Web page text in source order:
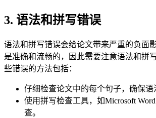
3. 语法和拼写错误
语法和拼写错误会给论文带来严重的负面
是准确和流畅的，因此需要注意语法和拼
些错误的方法包括：
仔细检查论文中的每个句子，确保语
使用拼写检查工具，如Microsoft
查。